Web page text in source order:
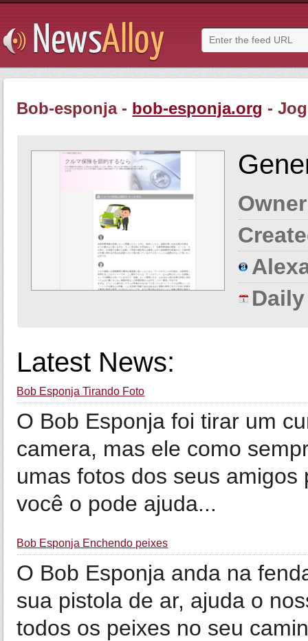
Bob-esponja - bob-esponja.org -
Latest News:
Bob Esponja Tirando Foto
O Bob Esponja foi tirar um
camera, mas ele como
umas fotos dos seus
você o pode ajuda...
Bob Esponja Enchendo peixes
O Bob Esponja anda na
sua pistola de ar, ajuda o
todos os peixes no seu